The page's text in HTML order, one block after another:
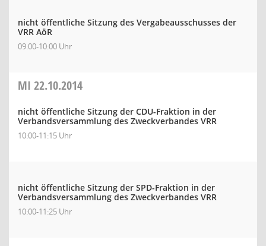
nicht öffentliche Sitzung des Vergabeausschusses der
VRR AöR
09:00-10:00 Uhr
MI 22.10.2014
nicht öffentliche Sitzung der CDU-Fraktion in der
Verbandsversammlung des Zweckverbandes VRR
10:00-11:15 Uhr
nicht öffentliche Sitzung der SPD-Fraktion in der
Verbandsversammlung des Zweckverbandes VRR
10:00-11:25 Uhr